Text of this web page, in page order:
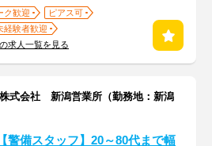
ク歓迎
ピアス可
経験者歓迎
求人一覧を見る
式会社 新潟営業所（勤務地：新潟
【警備スタッフ】20～80代まで幅